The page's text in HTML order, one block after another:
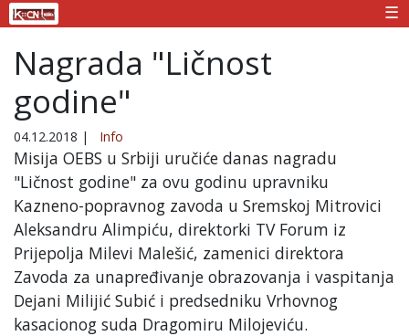
☰
Nagrada "Ličnost
godine"
04.12.2018 | Info
Misija OEBS u Srbiji uručiće danas nagradu
"Ličnost godine" za ovu godinu upravniku
Kazneno-popravnog zavoda u Sremskoj Mitrovici
Aleksandru Alimpiću, direktorki TV Forum iz
Prijepolja Milevi Malešić, zamenici direktora
Zavoda za unapređivanje obrazovanja i vaspitanja
Dejani Milijić Subić i predsedniku Vrhovnog
kasacionog suda Dragomiru Milojeviću.